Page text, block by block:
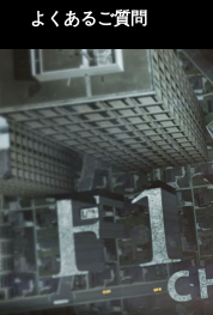
よくあるご質問